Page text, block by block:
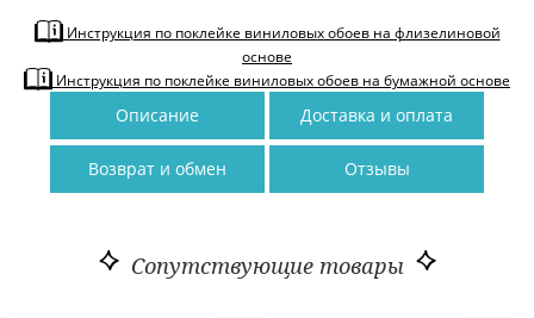
Инструкция по поклейке виниловых обоев на флизелиновой
основе
Инструкция по поклейке виниловых обоев на бумажной основе
Описание Доставка и оплата
Возврат и обмен Отзывы
Сопутствующие товары